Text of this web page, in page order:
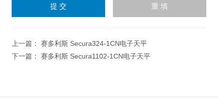
上一篇： 赛多利斯 Secura324-1CN电子天平
下一篇： 赛多利斯 Secura1102-1CN电子天平